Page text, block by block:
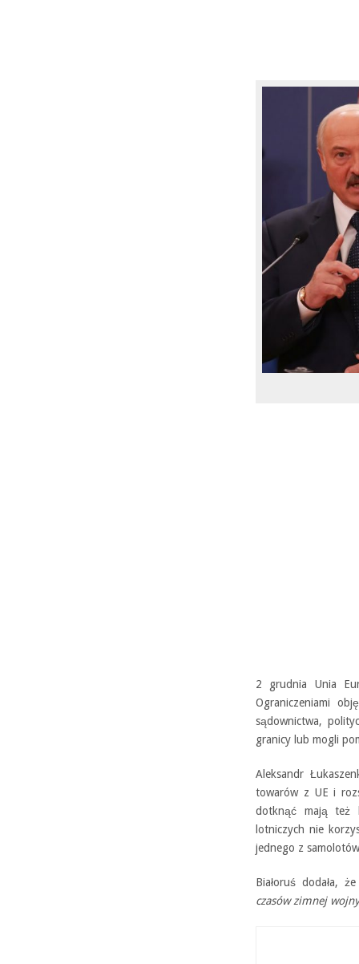
2 grudnia Unia
Ograniczeniami
sądownictwa,
granicy lub mogli
Aleksandr
towarów z UE i
dotknąć mają też
lotniczych nie
jednego z
Białoruś dodała,
czasów zimnej